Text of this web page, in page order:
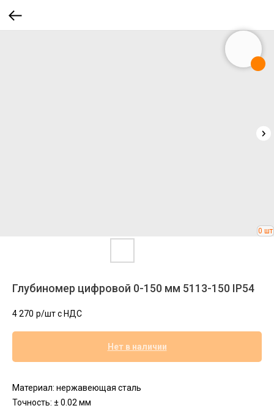
Глубиномер цифровой 0-150 мм 5113-150 IP54
4 270 р/шт c НДС
Нет в наличии
Материал: нержавеющая сталь
Точность: ± 0.02 мм